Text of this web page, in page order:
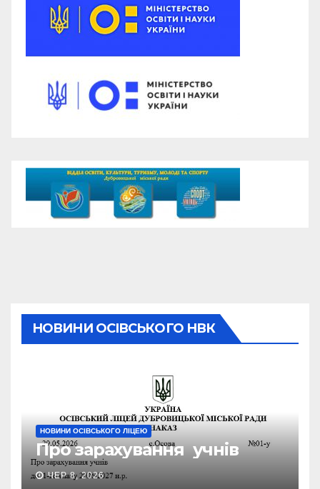
НОВИНИ ОСІВСЬКОГО НВК
НОВИНИ ОСІВСЬКОГО ЛІЦЕЮ
Про зарахування учнів
ЧЕР 8, 2026